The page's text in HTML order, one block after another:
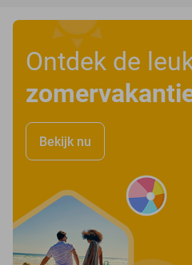
Ontdek de
Bekijk nu